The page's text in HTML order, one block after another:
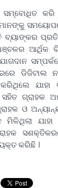
ସମ୍ବୋଧିତ
ବ୍ୟାଙ୍କର
ଆର୍ଥିକ
ଡିଜିଟାଲ
ଯାହା
ସହିତ ଗ୍ରାହକ
ଓ
ମିଳିଥିଲା
କରିଛି ।